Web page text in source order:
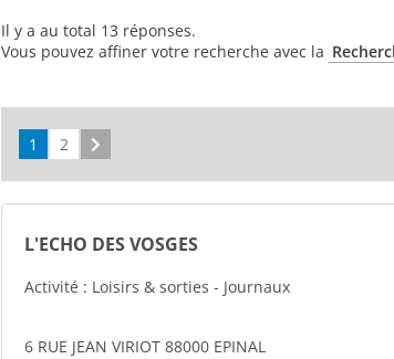
Il y a au total 13 réponses.
Vous pouvez affiner votre recherche avec la
1 2
L'ECHO DES VOSGES
Activité : Loisirs & sorties - Journaux
6 RUE JEAN VIRIOT 88000 EPINAL